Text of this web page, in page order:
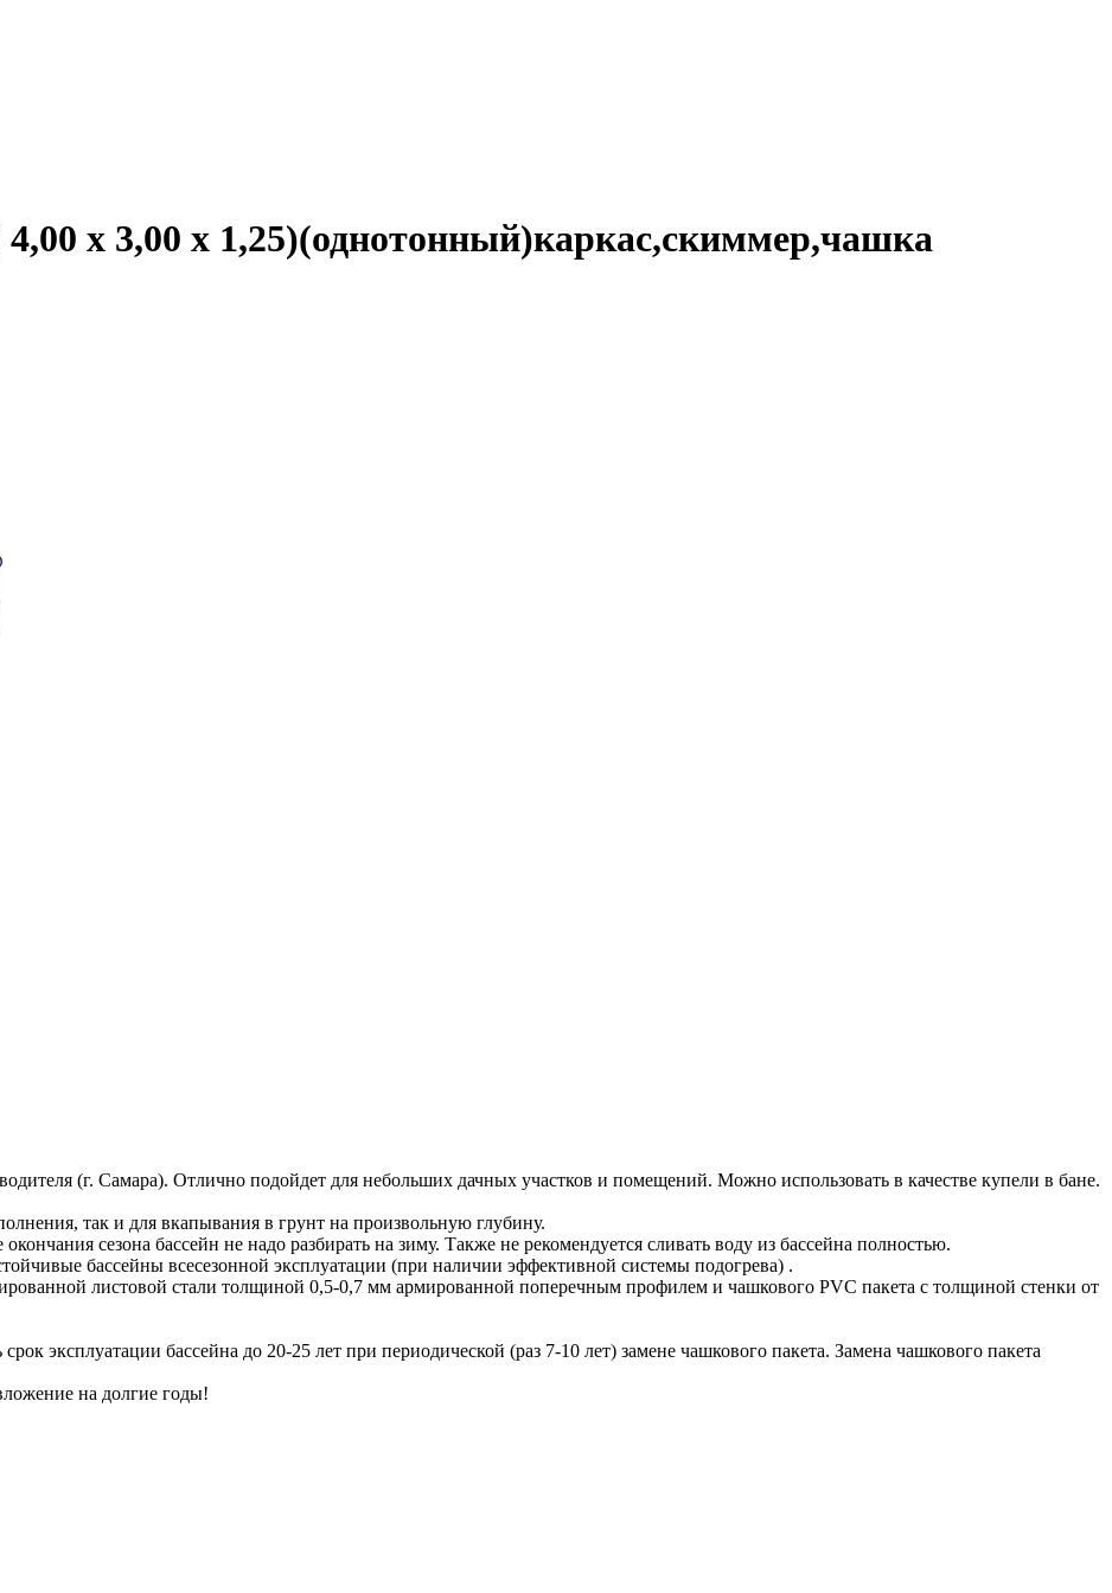
х 3,00 х 1,25)(однотонный)каркас,скиммер,чашка
(г. Самара). Отлично подойдет для небольших дачных участков и помещений. Можно использовать в качестве купели в бане.
так и для вкапывания в грунт на произвольную глубину.
сезона бассейн не надо разбирать на зиму. Также не рекомендуется сливать воду из бассейна полностью.
бассейны всесезонной эксплуатации (при наличии эффективной системы подогрева) .
листовой стали толщиной 0,5-0,7 мм армированной поперечным профилем и чашкового PVC пакета с толщиной стенки от
эксплуатации бассейна до 20-25 лет при периодической (раз 7-10 лет) замене чашкового пакета. Замена чашкового пакета
на долгие годы!